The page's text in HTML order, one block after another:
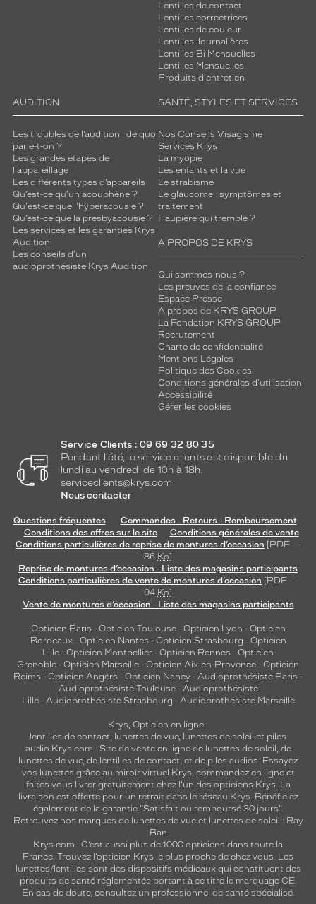
Lentilles de contact
Lentilles correctrices
Lentilles de couleur
Lentilles Journalières
Lentilles Bi Mensuelles
Lentilles Mensuelles
Produits d'entretien
AUDITION
Les troubles de l’audition : de quoi
parle-t-on ?
Les grandes étapes de
l'appareillage
Les différents types d’appareils
Qu’est-ce qu'un acouphène ?
Qu'est-ce que l'hyperacousie ?
Qu’est-ce que la presbyacousie ?
Les services et les garanties Krys
Audition
Les conseils d'un
audioprothésiste Krys Audition
SANTÉ, STYLES ET SERVICES
Nos Conseils Visagisme
Services Krys
La myopie
Les enfants et la vue
Le strabisme
Le glaucome : symptômes et
traitement
Paupière qui tremble ?
A PROPOS DE KRYS
Qui sommes-nous ?
Les preuves de la confiance
Espace Presse
A propos de KRYS GROUP
La Fondation KRYS GROUP
Recrutement
Charte de confidentialité
Mentions Légales
Politique des Cookies
Conditions générales d'utilisation
Accessibilité
Gérer les cookies
Service Clients : 09 69 32 80 35
Pendant l'été, le service clients est disponible du
lundi au vendredi de 10h à 18h.
serviceclients@krys.com
Nous contacter
Questions fréquentes
Commandes - Retours - Remboursement
Conditions des offres sur le site
Conditions générales de vente
Conditions particulières de reprise de montures d’occasion [PDF —
86 Ko]
Reprise de montures d’occasion - Liste des magasins participants
Conditions particulières de vente de montures d’occasion [PDF —
94 Ko]
Vente de montures d’occasion - Liste des magasins participants
Opticien Paris - Opticien Toulouse- Opticien Lyon - Opticien
Bordeaux- Opticien Nantes - Opticien Strasbourg - Opticien
Lille - Opticien Montpellier - Opticien Rennes - Opticien
Grenoble - Opticien Marseille - Opticien Aix-en-Provence - Opticien
Reims - Opticien Angers - Opticien Nancy - Audioprothésiste Paris -
Audioprothésiste Toulouse- Audioprothésiste
Lille- Audioprothésiste Strasbourg - Audioprothésiste Marseille
Krys, Opticien en ligne :
lentilles de contact, lunettes de vue, lunettes de soleil et piles
audio Krys.com : Site de vente en ligne de lunettes de soleil, de
lunettes de vue, de lentilles de contact, et de piles audios. Essayez
vos lunettes grâce au miroir virtuel Krys, commandez en ligne et
faites vous livrer gratuitement chez l'un des opticiens Krys. La
livraison est offerte pour un retrait dans le réseau Krys. Bénéficiez
également de la garantie "Satisfait ou remboursé 30 jours".
Retrouvez nos marques de lunettes de vue et lunettes de soleil : Ray
Ban
Krys.com : C’est aussi plus de 1000 opticiens dans toute la
France. Trouvez l’opticien Krys le plus proche de chez vous. Les
lunettes/lentilles sont des dispositifs médicaux qui constituent des
produits de santé réglementés portant à ce titre le marquage CE.
En cas de doute, consultez un professionnel de santé spécialisé.